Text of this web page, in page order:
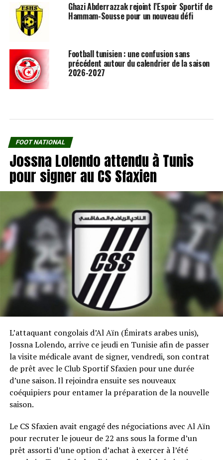
Ghazi Abderrazzak rejoint l’Espoir Sportif de
Hammam-Sousse pour un nouveau défi
Football tunisien : une confusion sans
précédent autour du calendrier de la saison
2026-2027
FOOT NATIONAL
Jossna Lolendo attendu à Tunis
pour signer au CS Sfaxien
L’attaquant congolais d’Al Aïn (Émirats arabes unis),
Jossna Lolendo, arrive ce jeudi en Tunisie afin de passer
la visite médicale avant de signer, vendredi, son contrat
de prêt avec le Club Sportif Sfaxien pour une durée
d’une saison. Il rejoindra ensuite ses nouveaux
coéquipiers pour entamer la préparation de la nouvelle
saison.
Le CS Sfaxien avait engagé des négociations avec Al Aïn
pour recruter le joueur de 22 ans sous la forme d’un
prêt assorti d’une option d’achat à exercer à l’été